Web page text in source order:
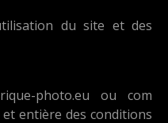
du site et des
photo.eu ou com
entière des conditions